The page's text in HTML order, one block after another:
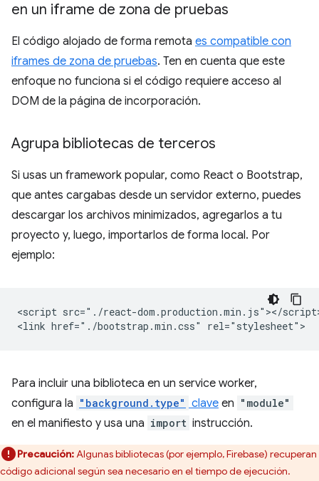
en un iframe de zona de pruebas
El código alojado de forma remota es compatible con
iframes de zona de pruebas. Ten en cuenta que este
enfoque no funciona si el código requiere acceso al
DOM de la página de incorporación.
Agrupa bibliotecas de terceros
Si usas un framework popular, como React o Bootstrap,
que antes cargabas desde un servidor externo, puedes
descargar los archivos minimizados, agregarlos a tu
proyecto y, luego, importarlos de forma local. Por
ejemplo:
<script src="./react-dom.production.min.js"></
Para incluir una biblioteca en un service worker,
configura la "background.type" clave en "module"
en el manifiesto y usa una import instrucción.
Precaución:Algunas bibliotecas (por ejemplo, Firebase) recuperan
código adicional según sea necesario en el tiempo de ejecución.